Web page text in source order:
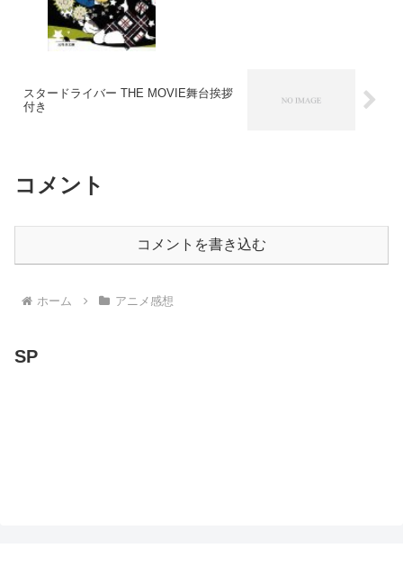
スタードライバー THE MOVIE舞台挨拶
付き
コメント
コメントを書き込む
ホーム アニメ感想
SP